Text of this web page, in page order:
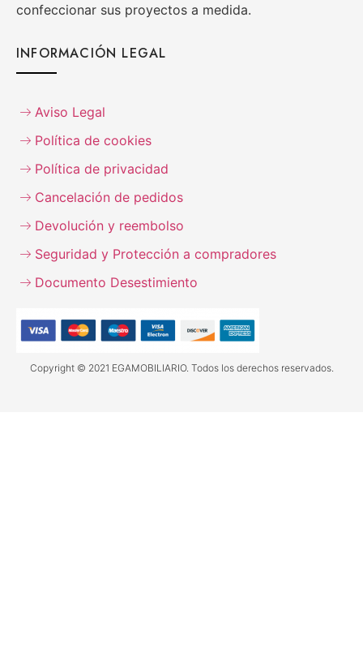
confeccionar sus proyectos a medida.
INFORMACIÓN LEGAL
Aviso Legal
Política de cookies
Política de privacidad
Cancelación de pedidos
Devolución y reembolso
Seguridad y Protección a compradores
Documento Desestimiento
Copyright © 2021 EGAMOBILIARIO. Todos los derechos reservados.